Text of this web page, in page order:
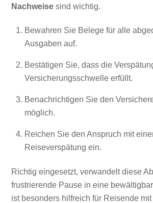
Nachweise sind wichtig.
Bewahren Sie Belege für alle
Ausgaben auf.
Bestätigen Sie, dass die
Versicherungsschwelle erfüllt.
Benachrichtigen Sie den
möglich.
Reichen Sie den Anspruch mit
Reiseverspätung ein.
Richtig eingesetzt, verwandelt diese
frustrierende Pause in eine
ist besonders hilfreich für Reisende